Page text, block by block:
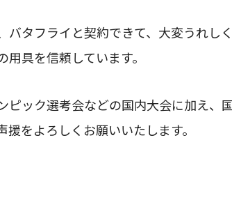
バタフライと契約できて、大変うれし
用具を信頼しています。
ピック選考会などの国内大会に加え、
援をよろしくお願いいたします。